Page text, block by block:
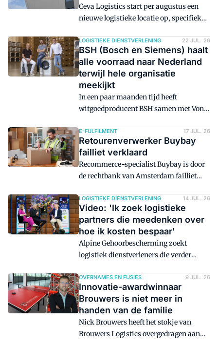
Ceva Logistics start per augustus een
nieuwe logistieke locatie op, specifiek
LOGISTIEKE DIENSTVERLENING 22 JUL. 26
BSH (Bosch en Siemens) haalt
alle voorraad naar Nederland
terwijl hele organisatie
meekijkt
In een paar maanden tijd heeft
witgoedproducent BSH samen met Vonk
volledige voorraad naar Nederland te
halen. De volgende stap is dat opslag en
warehousing op één locatie plaatsvindt.
'En dat doen we het liefst met een
betrouwbare partner.'
E-FULFILMENT 17 JUL. 26
Retourenverwerker Buybay
failliet verklaard
Recommerce-specialist Buybay is door
de rechtbank van Amsterdam failliet
doorstart nog mogelijk is.
LOGISTIEKE DIENSTVERLENING 14 JUL. 26
Video: 'Ik zoek logistieke
partners die meedenken over
hoe ik kosten bespaar'
Alpine Gehoorbescherming zoekt
logistiek dienstverleners die verder
meedenken over het besparen van
kosten. 'Ik kan niet naar Etos
toestappen en mijn prijs overnight met
6 procent verhogen.'
OVERNAMES EN FUSIES 9 JUL. 26
Innovatie-awardwinnaar
Brouwers is niet meer in
handen van de familie
Nick Brouwers heeft het stokje van
Brouwers Logistics overgedragen aan